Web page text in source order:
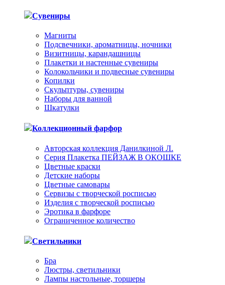
Сувениры
Магниты
Подсвечники, ароматницы, ночники
Визитницы, карандашницы
Плакетки и настенные сувениры
Колокольчики и подвесные сувениры
Копилки
Скульптуры, сувениры
Наборы для ванной
Шкатулки
Коллекционный фарфор
Авторская коллекция Данилкиной Л.
Серия Плакетка ПЕЙЗАЖ В ОКОШКЕ
Цветные краски
Детские наборы
Цветные самовары
Сервизы с творческой росписью
Изделия с творческой росписью
Эротика в фарфоре
Ограниченное количество
Светильники
Бра
Люстры, светильники
Лампы настольные, торшеры